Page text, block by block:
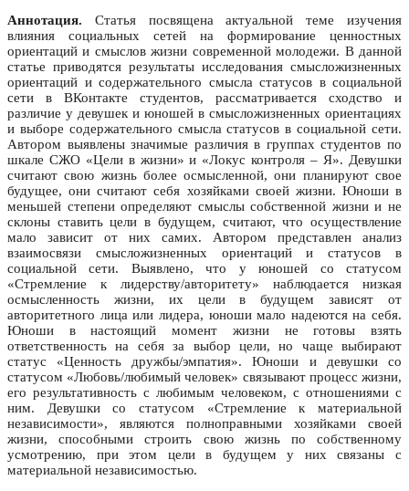
Аннотация. Статья посвящена актуальной теме изучения
влияния социальных сетей на формирование ценностных
ориентаций и смыслов жизни современной молодежи. В данной
статье приводятся результаты исследования смысложизненных
ориентаций и содержательного смысла статусов в социальной
сети в ВКонтакте студентов, рассматривается сходство и
различие у девушек и юношей в смысложизненных ориентациях
и выборе содержательного смысла статусов в социальной сети.
Автором выявлены значимые различия в группах студентов по
шкале СЖО «Цели в жизни» и «Локус контроля – Я». Девушки
считают свою жизнь более осмысленной, они планируют свое
будущее, они считают себя хозяйками своей жизни. Юноши в
меньшей степени определяют смыслы собственной жизни и не
склоны ставить цели в будущем, считают, что осуществление
мало зависит от них самих. Автором представлен анализ
взаимосвязи смысложизненных ориентаций и статусов в
социальной сети. Выявлено, что у юношей со статусом
«Стремление к лидерству/авторитету» наблюдается низкая
осмысленность жизни, их цели в будущем зависят от
авторитетного лица или лидера, юноши мало надеются на себя.
Юноши в настоящий момент жизни не готовы взять
ответственность на себя за выбор цели, но чаще выбирают
статус «Ценность дружбы/эмпатия». Юноши и девушки со
статусом «Любовь/любимый человек» связывают процесс жизни,
его результативность с любимым человеком, с отношениями с
ним. Девушки со статусом «Стремление к материальной
независимости», являются полноправными хозяйками своей
жизни, способными строить свою жизнь по собственному
усмотрению, при этом цели в будущем у них связаны с
материальной независимостью.